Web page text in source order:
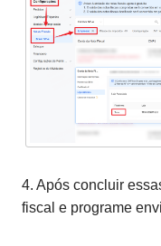
4. Após concluir
fiscal e programe